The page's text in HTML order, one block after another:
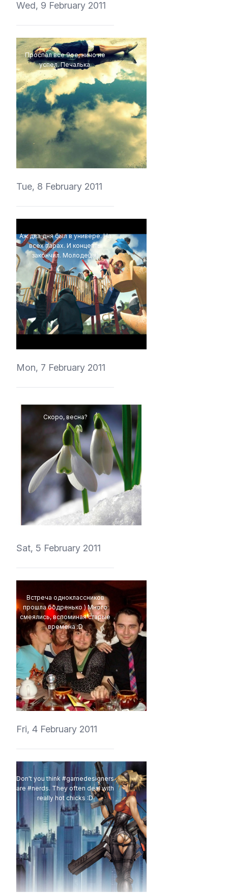
Wed, 9 February 2011
Проспал все 9ое, ничо не
успел. Печалька.
vedmich
Tue, 8 February 2011
Аж два дня был в универе. На
всех парах. И концепты
закончил. Молодец я)
vedmich
Mon, 7 February 2011
Скоро, весна?
vedmich
Sat, 5 February 2011
Встреча одноклассников
прошла бодренько ) Много
смеялись, вспоминая старые
времена :D
vedmich
Fri, 4 February 2011
Don't you think #gamedesigners
are #nerds. They often deal with
really hot chicks :D
vedmich